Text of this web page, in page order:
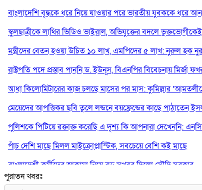
বাংলাদেশি বৃদ্ধকে ধরে নিয়ে যাওয়ার পরে ভারতীয় যুবককে ধরে
স্কুলছাত্রীকে লাথির ভিডিও ভাইরাল, অভিযুক্তের বদলে
মন্ত্রীদের বেতন হওয়া উচিত ১০ লাখ, এমপিদের ৫ লাখ: নুরুল হক নুর
রাষ্ট্রপতি পদে প্রস্তাব পাননি ড. ইউনূস, বিএনপির বিবেচনায় মির্জা
আধা কিলোমিটারের কাজ চলছে মাসের পর মাস: কুমিল্লার
মেয়েদের আপত্তিকর ছবি তুলে লন্ডনে বয়ফ্রেন্ডের কাছে পাঠাতেন
পুলিশকে পিটিয়ে রক্তাক্ত করেছি এ দৃশ্য কি আপনারা দেখেননি:
পাঁচ দেশি মাছে মিলল মাইক্রোপ্লাস্টিক, সবচেয়ে বেশি কই মাছে
বাংলাদেশী কর্মীদের আকামা নিয়ে বড় সুখবর দিলো সৌদি সরকার
ভারতের পূর্ব সীমান্তে এখন ‘আরেকটি পাকিস্তান’ গড়ে উঠেছে:
পুরাতন খবরঃ